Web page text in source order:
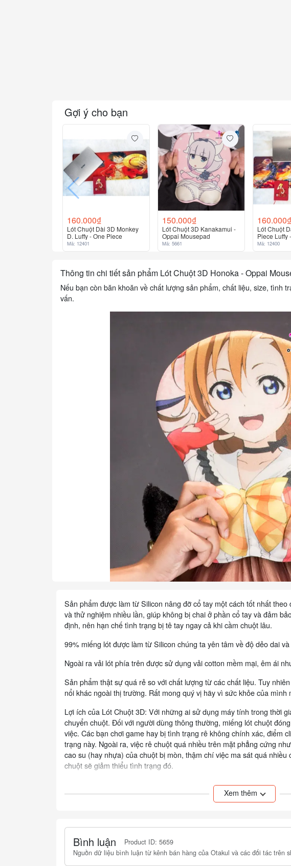
Gợi ý cho bạn
160.000₫
Lót Chuột Dài 3D Monkey
D. Luffy - One Piece
Mã: 12401
150.000₫
Lót Chuột 3D Kanakamui -
Oppai Mousepad
Mã: 5661
160.000₫
Lót Chuột
Piece Luffy
Mã: 12400
Thông tin chi tiết sản phẩm Lót Chuột 3D Honoka - Oppai
Nếu bạn còn băn khoăn về chất lượng sản phẩm, chất liệu, size, tình
vấn.
Sản phẩm được làm từ Silicon nâng đỡ cổ tay một cách tốt nhất
và thử nghiệm nhiều lần, giúp không bị chai ở phần cổ tay và đảm
định, nên hạn chế tình trạng bị tê tay ngay cả khi cầm chuột lâu.
99% miếng lót được làm từ Silicon chúng ta yên tâm về độ dẻo dai
Ngoài ra vải lót phía trên được sử dụng vải cotton mềm mại, êm ái
Sản phẩm thật sự quá rẻ so với chất lượng từ các chất liệu. Tuy
nổi khác ngoài thị trường. Rất mong quý vị hãy vì sức khỏe của mình
Lợi ích của Lót Chuột 3D: Với những ai sử dụng máy tính trong thời
chuyển chuột. Đối với người dùng thông thường, miếng lót chuột
việc. Các bạn chơi game hay bị tình trạng rê không chính xác, điểm
trạng này. Ngoài ra, việc rê chuột quá nhiều trên mặt phẳng cứng
cao su (hay nhựa) của chuột bị mòn, thậm chí việc ma sát quá
chuột sẽ giảm thiểu tình trạng đó.
Cũng là dân chơi mô hình, chúng tôi đề cao tinh thần chia sẻ đam
Việc đóng gói cẩn thận của chúng tôi cũng sẽ làm bạn bất ngờ.
Chúng tôi tư vấn miễn phí, cho đổi trả nếu gặp lỗi do nhà sản xuất
Xem thêm
Bình luận
Product ID: 5659
Nguồn dữ liệu bình luận từ kênh bán hàng của Otakul và các đối tác trên